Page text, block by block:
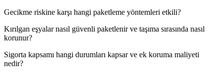
Gecikme riskine karşı hangi paketleme yöntemleri etkili?
Kırılgan eşyalar nasıl güvenli paketlenir ve taşıma sırasında nasıl
korunur?
Sigorta kapsamı hangi durumları kapsar ve ek koruma maliyeti
nedir?